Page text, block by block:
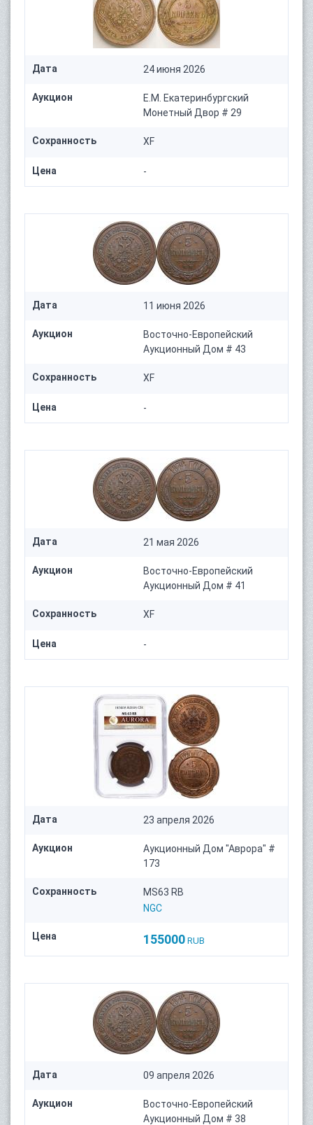
Дата 24 июня 2026
Аукцион
Е.М. Екатеринбургский
Монетный Двор # 29
Сохранность XF
Цена -
Дата 11 июня 2026
Аукцион
Восточно-Европейский
Аукционный Дом # 43
Сохранность XF
Цена -
Дата 21 мая 2026
Аукцион
Восточно-Европейский
Аукционный Дом # 41
Сохранность XF
Цена -
Дата 23 апреля 2026
Аукцион
Аукционный Дом "Аврора" #
173
Сохранность
MS63 RB
NGC
Цена 155000 RUB
Дата 09 апреля 2026
Аукцион
Восточно-Европейский
Аукционный Дом # 38